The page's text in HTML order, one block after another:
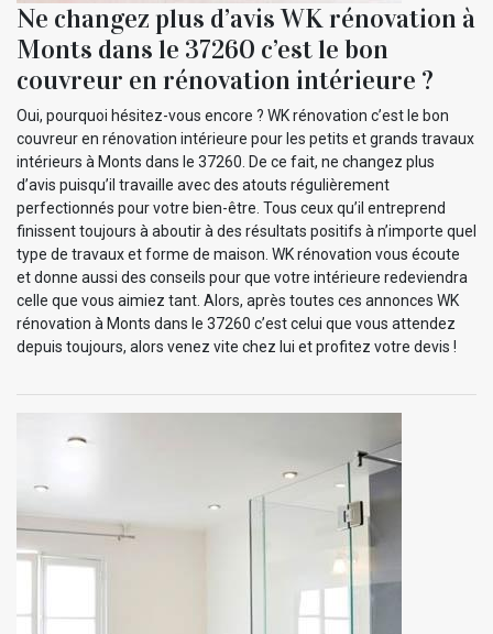
Ne changez plus d’avis WK rénovation à
Monts dans le 37260 c’est le bon
couvreur en rénovation intérieure ?
Oui, pourquoi hésitez-vous encore ? WK rénovation c’est le bon
couvreur en rénovation intérieure pour les petits et grands travaux
intérieurs à Monts dans le 37260. De ce fait, ne changez plus
d’avis puisqu’il travaille avec des atouts régulièrement
perfectionnés pour votre bien-être. Tous ceux qu’il entreprend
finissent toujours à aboutir à des résultats positifs à n’importe quel
type de travaux et forme de maison. WK rénovation vous écoute
et donne aussi des conseils pour que votre intérieure redeviendra
celle que vous aimiez tant. Alors, après toutes ces annonces WK
rénovation à Monts dans le 37260 c’est celui que vous attendez
depuis toujours, alors venez vite chez lui et profitez votre devis !